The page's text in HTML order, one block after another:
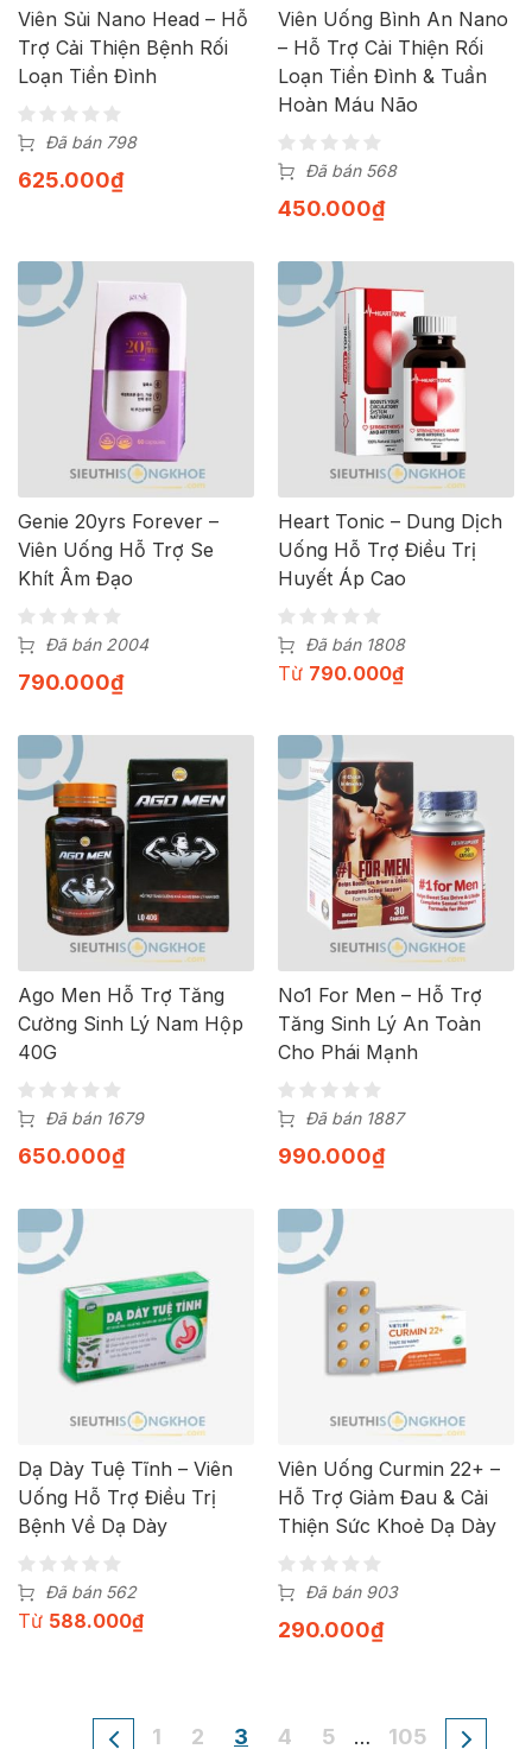
Viên Sủi Nano Head – Hỗ
Trợ Cải Thiện Bệnh Rối
Loạn Tiền Đình
Đã bán 798
625.000₫
Viên Uống Bình An Nano
– Hỗ Trợ Cải Thiện Rối
Loạn Tiền Đình & Tuần
Hoàn Máu Não
Đã bán 568
450.000₫
Genie 20yrs Forever –
Viên Uống Hỗ Trợ Se
Khít Âm Đạo
Đã bán 2004
790.000₫
Heart Tonic – Dung Dịch
Uống Hỗ Trợ Điều Trị
Huyết Áp Cao
Đã bán 1808
Từ 790.000₫
Ago Men Hỗ Trợ Tăng
Cường Sinh Lý Nam Hộp
40G
Đã bán 1679
650.000₫
No1 For Men – Hỗ Trợ
Tăng Sinh Lý An Toàn
Cho Phái Mạnh
Đã bán 1887
990.000₫
Dạ Dày Tuệ Tĩnh – Viên
Uống Hỗ Trợ Điều Trị
Bệnh Về Dạ Dày
Đã bán 562
Từ 588.000₫
Viên Uống Curmin 22+ –
Hỗ Trợ Giảm Đau & Cải
Thiện Sức Khoẻ Dạ Dày
Đã bán 903
290.000₫
1 2 3 4 5 … 105